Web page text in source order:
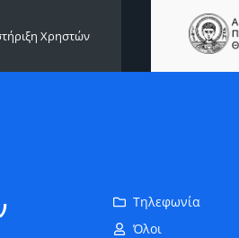
Χρηστών
Τηλεφωνία
Όλοι